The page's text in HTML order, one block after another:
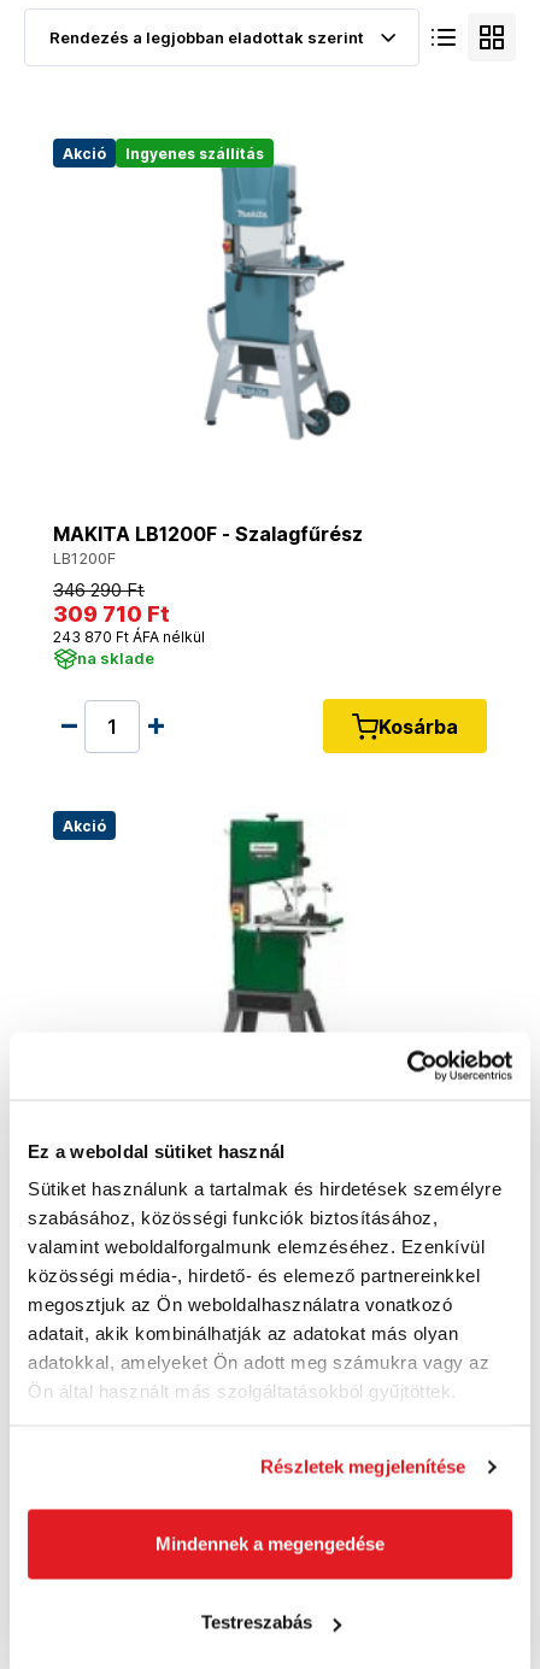
Ez a weboldal sütiket használ
Sütiket használunk a tartalmak és hirdetések személyre
szabásához, közösségi funkciók biztosításához,
valamint weboldalforgalmunk elemzéséhez. Ezenkívül
közösségi média-, hirdető- és elemező partnereinkkel
megosztjuk az Ön weboldalhasználatra vonatkozó
adatait, akik kombinálhatják az adatokat más olyan
adatokkal, amelyeket Ön adott meg számukra vagy az
Ön által használt más szolgáltatásokból gyűjtöttek.
Részletek megjelenítése
Mindennek a megengedése
Testreszabás
Akció Ingyenes szállítás
MAKITA LB1200F - Szalagfűrész
LB1200F
346 290 Ft
309 710 Ft
243 870 Ft ÁFA nélkül
na sklade
Kosárba
Akció
Holzstar 5902426 Faipari szalagfűrész HBS
261-2
5902426
196 760 Ft
190 970 Ft
150 380 Ft ÁFA nélkül
Külső raktárban
Fafeldolgozó elektromos asztali szerszámok. A vágóél
egy egyenes, keskeny, fémlemez - szalag, amely fogazott
telepített keréken mozog a mechanizmusban.